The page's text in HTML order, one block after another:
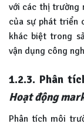
với các thị trường
của sự phát triển
khác biệt trong
vận dụng công
1.2.3. Phân
Hoạt động
Phân tích môi